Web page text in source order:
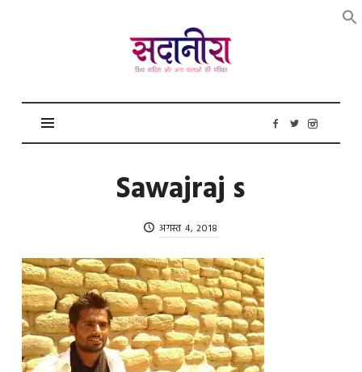
सदानीरा
Sawajraj s
अगस्त 4, 2018